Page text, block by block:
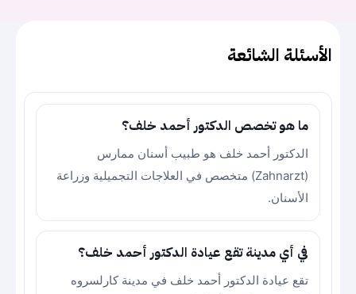
الأسئلة الشائعة
ما هو تخصص الدكتور أحمد خلف؟
الدكتور أحمد خلف هو طبيب أسنان ممارس
(Zahnarzt) متخصص في العلاجات التجميلية وزراعة
الأسنان.
في أي مدينة تقع عيادة الدكتور أحمد خلف؟
تقع عيادة الدكتور أحمد خلف في مدينة كارلسروه